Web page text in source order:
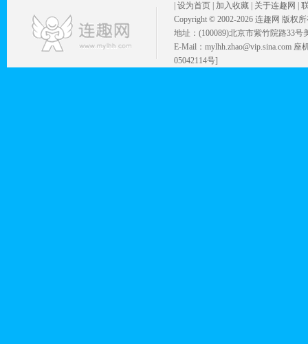
设为首页 加入收藏 关于连趣网
Copyright © 2002-2026 连趣网 版权
地址：(100089)北京市紫竹院路33号
E-Mail：mylhh.zhao@vip.sina.com
05042114号]